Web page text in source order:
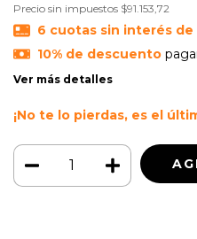
Precio sin impuestos $91.153,72
6 cuotas sin interés de
10% de descuento
Ver más detalles
¡No te lo pierdas, es el